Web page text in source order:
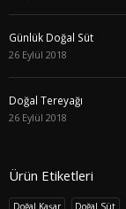
Günlük Doğal Süt
26 Eylül 2018
Doğal Tereyağı
26 Eylül 2018
Ürün Etiketleri